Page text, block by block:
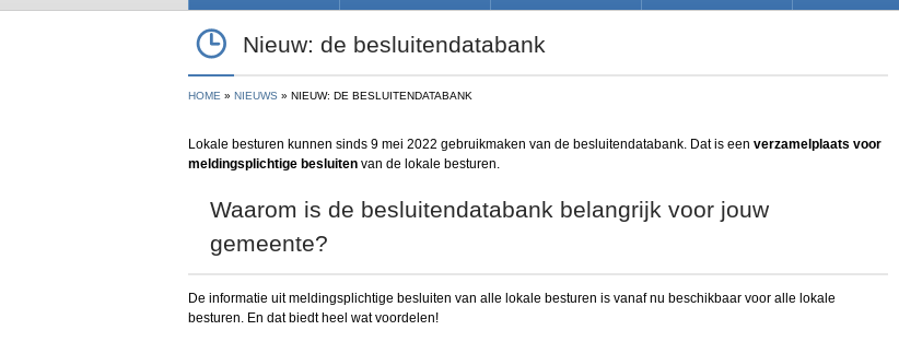
Nieuw: de besluitendatabank
HOME NIEUWS NIEUW: DE BESLUITENDATABANK
Lokale besturen kunnen sinds 9 mei 2022 gebruikmaken van de besluitendatabank. Dat is een verzamelplaats voor
meldingsplichtige besluiten van de lokale besturen.
Waarom is de besluitendatabank belangrijk voor jouw
gemeente?
De informatie uit meldingsplichtige besluiten van alle lokale besturen is vanaf nu beschikbaar voor alle lokale
besturen. En dat biedt heel wat voordelen!